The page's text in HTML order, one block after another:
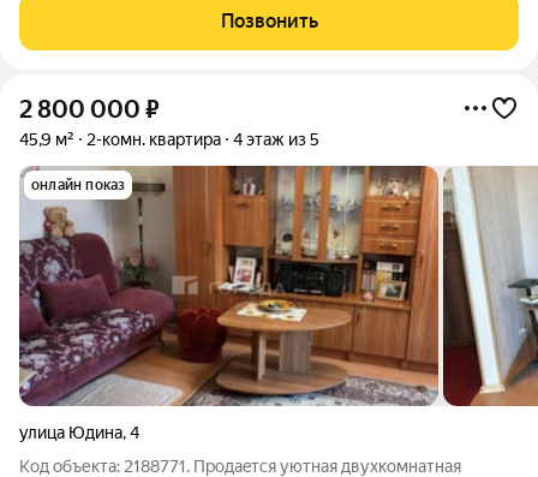
Современный ремонт «под ключ»
Позвонить
2 800 000 ₽
45,9 м² 2-комн. квартира 4 этаж из 5
онлайн показ
улица Юдина,4
Код объекта: 2188771. Продaeтся уютная двухкомнатная